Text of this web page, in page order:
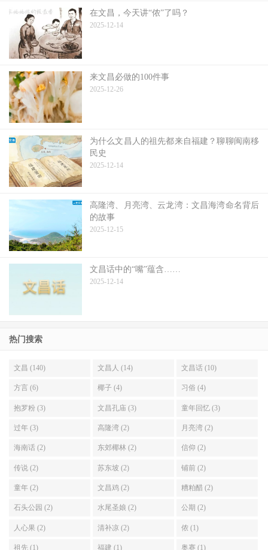
在文昌，今天讲“侬”了吗？
2025-12-14
来文昌必做的100件事
2025-12-26
为什么文昌人的祖先都来自福建？聊聊闽南移
民史
2025-12-14
高隆湾、月亮湾、云龙湾：文昌海湾命名背后
的故事
2025-12-15
文昌话中的“嘴”蕴含……
2025-12-14
热门搜索
文昌 (140) 文昌人 (14) 文昌话 (10)
方言 (6) 椰子 (4) 习俗 (4)
抱罗粉 (3) 文昌孔庙 (3) 童年回忆 (3)
过年 (3) 高隆湾 (2) 月亮湾 (2)
海南话 (2) 东郊椰林 (2) 信仰 (2)
传说 (2) 苏东坡 (2) 铺前 (2)
童年 (2) 文昌鸡 (2) 糟粕醋 (2)
石头公园 (2) 水尾圣娘 (2) 公期 (2)
人心果 (2) 清补凉 (2) 侬 (1)
祖先 (1) 福建 (1) 奥赛 (1)